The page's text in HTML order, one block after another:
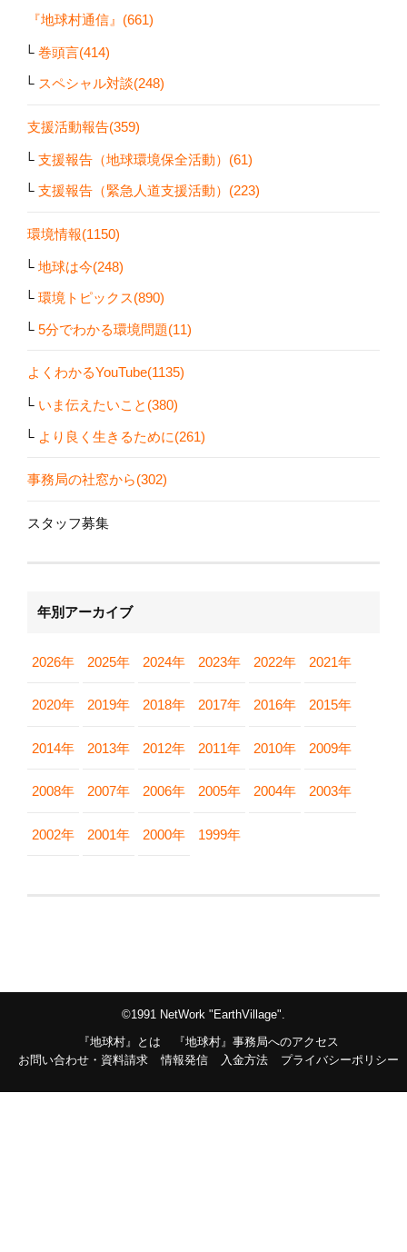
『地球村通信』(661)
巻頭言(414)
スペシャル対談(248)
支援活動報告(359)
支援報告（地球環境保全活動）(61)
支援報告（緊急人道支援活動）(223)
環境情報(1150)
地球は今(248)
環境トピックス(890)
5分でわかる環境問題(11)
よくわかるYouTube(1135)
いま伝えたいこと(380)
より良く生きるために(261)
事務局の社窓から(302)
スタッフ募集
年別アーカイブ
2026年 2025年 2024年 2023年 2022年 2021年
2020年 2019年 2018年 2017年 2016年 2015年
2014年 2013年 2012年 2011年 2010年 2009年
2008年 2007年 2006年 2005年 2004年 2003年
2002年 2001年 2000年 1999年
©1991 NetWork "EarthVillage".
『地球村』とは
『地球村』事務局へのアクセス
お問い合わせ・資料請求
情報発信 入金方法 プライバシーポリシー